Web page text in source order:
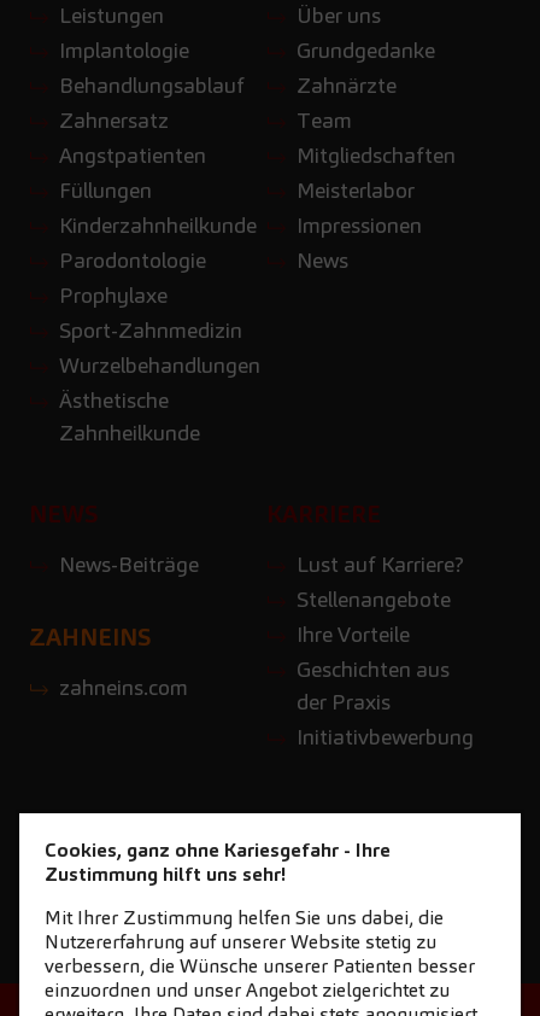
Leistungen
Implantologie
Behandlungsablauf
Zahnersatz
Angstpatienten
Füllungen
Kinderzahnheilkunde
Parodontologie
Prophylaxe
Sport-Zahnmedizin
Wurzelbehandlungen
Ästhetische
Zahnheilkunde
Über uns
Grundgedanke
Zahnärzte
Team
Mitgliedschaften
Meisterlabor
Impressionen
News
NEWS
News-Beiträge
KARRIERE
Lust auf Karriere?
Stellenangebote
Ihre Vorteile
Geschichten aus
der Praxis
Initiativbewerbung
ZAHNEINS
zahneins.com
Cookies, ganz ohne Kariesgefahr - Ihre
Zustimmung hilft uns sehr!
Mit Ihrer Zustimmung helfen Sie uns dabei, die
Nutzererfahrung auf unserer Website stetig zu
verbessern, die Wünsche unserer Patienten besser
einzuordnen und unser Angebot zielgerichtet zu